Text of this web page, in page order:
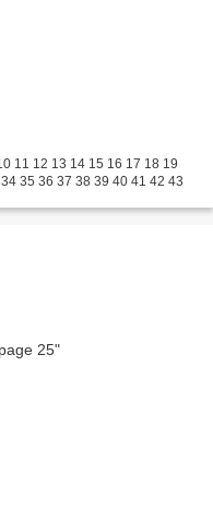
11 12 13 14 15 16 17 18 19
35 36 37 38 39 40 41 42 43